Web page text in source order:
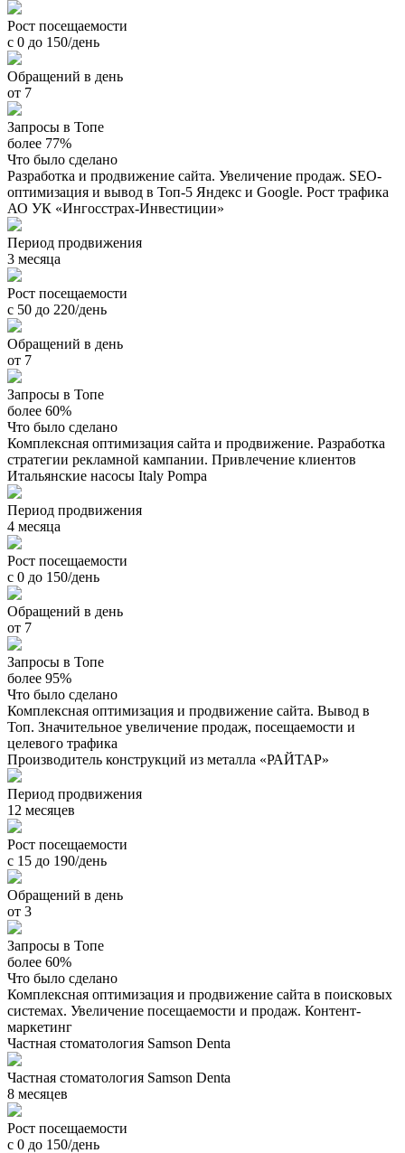
Рост посещаемости
с 0 до 150/день
Обращений в день
от 7
Запросы в Топе
более 77%
Что было сделано
Разработка и продвижение сайта. Увеличение продаж. SEO-
оптимизация и вывод в Топ-5 Яндекс и Google. Рост трафика
АО УК «Ингосстрах-Инвестиции»
Период продвижения
3 месяца
Рост посещаемости
с 50 до 220/день
Обращений в день
от 7
Запросы в Топе
более 60%
Что было сделано
Комплексная оптимизация сайта и продвижение. Разработка
стратегии рекламной кампании. Привлечение клиентов
Итальянские насосы Italy Pompa
Период продвижения
4 месяца
Рост посещаемости
с 0 до 150/день
Обращений в день
от 7
Запросы в Топе
более 95%
Что было сделано
Комплексная оптимизация и продвижение сайта. Вывод в
Топ. Значительное увеличение продаж, посещаемости и
целевого трафика
Производитель конструкций из металла «РАЙТАР»
Период продвижения
12 месяцев
Рост посещаемости
с 15 до 190/день
Обращений в день
от 3
Запросы в Топе
более 60%
Что было сделано
Комплексная оптимизация и продвижение сайта в поисковых
системах. Увеличение посещаемости и продаж. Контент-
маркетинг
Частная стоматология Samson Denta
Частная стоматология Samson Denta
8 месяцев
Рост посещаемости
с 0 до 150/день